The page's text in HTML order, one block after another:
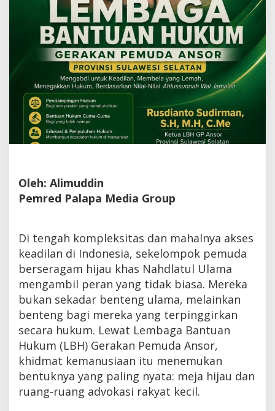
Oleh: Alimuddin
Pemred Palapa Media Group
Di tengah kompleksitas dan mahalnya akses
keadilan di Indonesia, sekelompok pemuda
berseragam hijau khas Nahdlatul Ulama
mengambil peran yang tidak biasa. Mereka
bukan sekadar benteng ulama, melainkan
benteng bagi mereka yang terpinggirkan
secara hukum. Lewat Lembaga Bantuan
Hukum (LBH) Gerakan Pemuda Ansor,
khidmat kemanusiaan itu menemukan
bentuknya yang paling nyata: meja hijau dan
ruang-ruang advokasi rakyat kecil.